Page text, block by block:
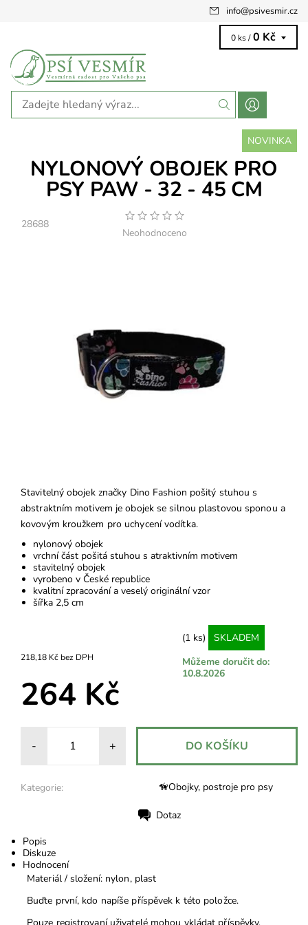
info@psivesmir.cz
0 ks / 0 Kč
NOVINKA
NYLONOVÝ OBOJEK PRO
PSY PAW - 32 - 45 CM
28688
Neohodnoceno
Stavitelný obojek značky Dino Fashion pošitý stuhou s
abstraktním motivem je obojek se silnou plastovou sponou a
kovovým kroužkem pro uchycení vodítka.
nylonový obojek
vrchní část pošitá stuhou s atraktivním motivem
stavitelný obojek
vyrobeno v České republice
kvalitní zpracování a veselý originální vzor
šířka 2,5 cm
218,18 Kč bez DPH
(1 ks)
SKLADEM
Můžeme doručit do:
10.8.2026
264 Kč
- +
Kategorie: 🦮Obojky, postroje pro psy
Dotaz
Popis
Diskuze
Hodnocení
Materiál / složení: nylon, plast
Buďte první, kdo napíše příspěvek k této položce.